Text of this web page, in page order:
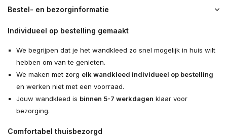
Bestel- en bezorginformatie
Individueel op bestelling gemaakt
We begrijpen dat je het wandkleed zo snel mogelijk in huis wilt
hebben om van te genieten.
We maken met zorg elk wandkleed individueel op bestelling
en werken niet met een voorraad.
Jouw wandkleed is binnen 5-7 werkdagen klaar voor
bezorging.
Comfortabel thuisbezorgd